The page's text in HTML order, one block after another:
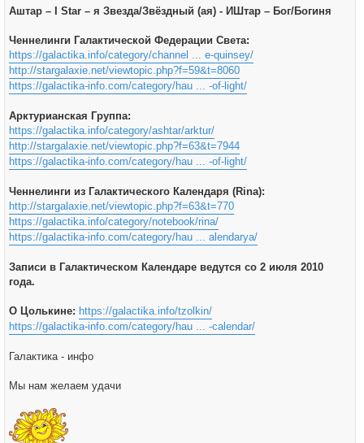
Аштар – I Star – я Звезда/Звёздный (ая) - ИШтар – Бог/Богиня
Ченнелинги Галактической Федерации Света:
https://galactika.info/category/channel ... e-quinsey/
http://stargalaxie.net/viewtopic.php?f=59&t=8060
https://galactika-info.com/category/hau ... -of-light/
Арктурианская Группа:
https://galactika.info/category/ashtar/arktur/
http://stargalaxie.net/viewtopic.php?f=63&t=7944
https://galactika-info.com/category/hau ... -of-light/
Ченнелинги из Галактического Календаря (Rina):
http://stargalaxie.net/viewtopic.php?f=63&t=770
https://galactika.info/category/notebook/rina/
https://galactika-info.com/category/hau ... alendarya/
Записи в Галактическом Календаре ведутся со 2 июля 2010
года.
О Цолькине: https://galactika.info/tzolkin/
https://galactika-info.com/category/hau ... -calendar/
Галактика - инфо
Мы нам желаем удачи